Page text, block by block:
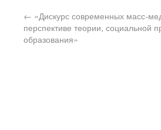
← «Дискурс современных масс-
перспективе теории, социальной
образования»